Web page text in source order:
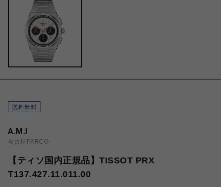
A.M.I
名古屋PARCO
【ティソ国内正規品】TISSOT PRX
T137.427.11.011.00